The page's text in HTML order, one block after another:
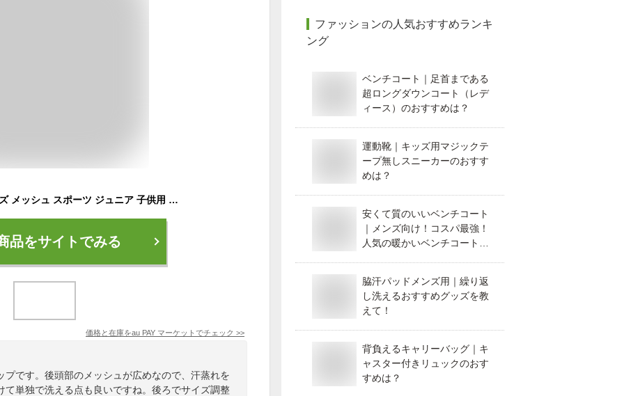
キャップ 帽子 ボーイズ メッシュ スポーツ ジュニア 子供用 男の子 黒 白 紺 青 赤 ブラック レッド ネイビー ホワイト ブルー 刺繍
品をサイトでみる
価格と在庫をau PAY マーケット でチェック >>
プです。後頭部のメッシュが広めなので、汗蒸れを
て単独で洗える点も良いですね。後ろでサイズ調整
ファッションの人気おすすめランキ
ング
ベンチコート｜足首まである
超ロングダウンコート（レデ
ィース）のおすすめは？
運動靴｜キッズ用マジックテ
ープ無しスニーカーのおすす
めは？
安くて質のいいベンチコート
｜メンズ向け！コスパ最強！
人気の暖かいベンチコート
脇汗パッドメンズ用｜繰り返
し洗えるおすすめグッズを教
えて！
背負えるキャリーバッグ｜キ
ャスター付きリュックのおす
すめは？